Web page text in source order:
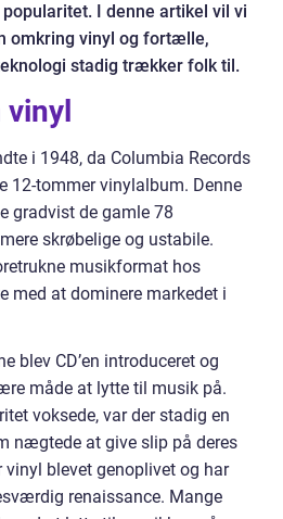
I denne artikel vil vi
omkring vinyl og fortælle,
stadig trækker folk til.
vinyl
i 1948, da Columbia Records
12-tommer vinylalbum. Denne
gradvist de gamle 78
skrøbelige og ustabile.
musikformat hos
med at dominere markedet i
blev CD’en introduceret og
måde at lytte til musik på.
voksede, var der stadig en
nægtede at give slip på deres
vinyl blevet genoplivet og har
renaissance. Mange